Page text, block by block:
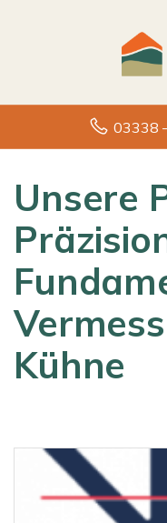
03338
Unsere
Kühne